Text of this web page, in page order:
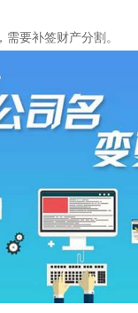
要补签财产分割。